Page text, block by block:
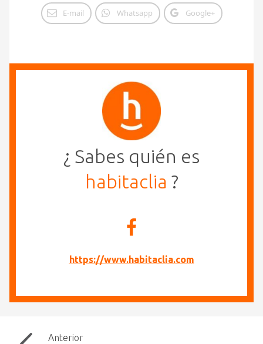
E-mail Whatsapp Google+
¿ Sabes quién es
habitaclia ?
https://www.habitaclia.com
Anterior